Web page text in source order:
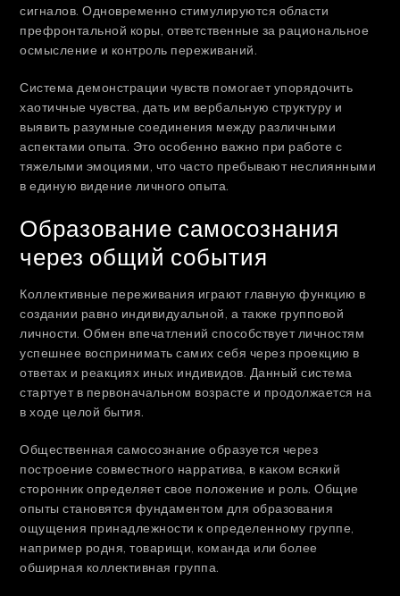
сигналов. Одновременно стимулируются области
префронтальной коры, ответственные за рациональное
осмысление и контроль переживаний.
Система демонстрации чувств помогает упорядочить
хаотичные чувства, дать им вербальную структуру и
выявить разумные соединения между различными
аспектами опыта. Это особенно важно при работе с
тяжелыми эмоциями, что часто пребывают неслиянными
в единую видение личного опыта.
Образование самосознания
через общий события
Коллективные переживания играют главную функцию в
создании равно индивидуальной, а также групповой
личности. Обмен впечатлений способствует личностям
успешнее воспринимать самих себя через проекцию в
ответах и реакциях иных индивидов. Данный система
стартует в первоначальном возрасте и продолжается на
в ходе целой бытия.
Общественная самосознание образуется через
построение совместного нарратива, в каком всякий
сторонник определяет свое положение и роль. Общие
опыты становятся фундаментом для образования
ощущения принадлежности к определенному группе,
например родня, товарищи, команда или более
обширная коллективная группа.